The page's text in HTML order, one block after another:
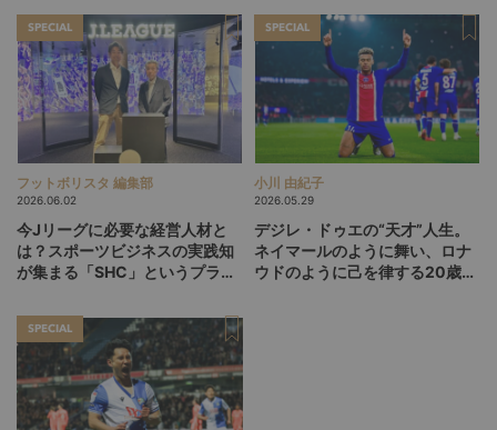
SPECIAL
フットボリスタ 編集部
2026.06.02
今Jリーグに必要な経営人材と
は？スポーツビジネスの実践知
が集まる「SHC」というプラッ
SPECIAL
小川 由紀子
2026.05.29
デジレ・ドゥエの“天才”人生。
ネイマールのように舞い、ロナ
ウドのように己を律する20歳
SPECIAL